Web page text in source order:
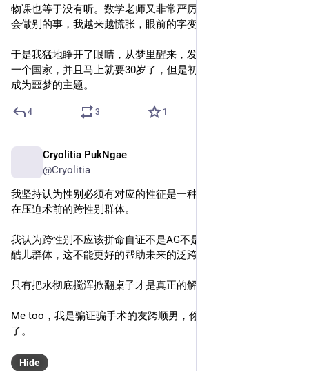
物课也等于没有听。数学老师又非常严厉，在她的课上没有机
会做别的事，我越来越慌张，眼前的字变得越来越看不懂。
于是我猛地睁开了眼睛，从梦里醒来，发现自己已经生活在另
一个国家，并且马上就要30岁了，但是初高中的日常还是可以
成为噩梦的主题。
4 3 1
Cryolitia PukNgae
@Cryolitia
我坚持认为性别必须有对应的性征是一种刻板印象，而且确实
在压迫术前的跨性别群体。
我认为跨性别不应该拼命自证不是AG不是边缘表达的非二元和
酷儿群体，这不能更好的帮助未来的泛跨性别群体。
只有把水彻底搅浑掀翻桌子才是真正的解放。
Me too，我是骗证骗手术的友跨顺男，你们可以开始反对我
了。
Hide